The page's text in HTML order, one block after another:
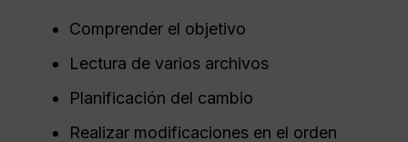
Comprender el objetivo
Lectura de varios archivos
Planificación del cambio
Realizar modificaciones en el orden